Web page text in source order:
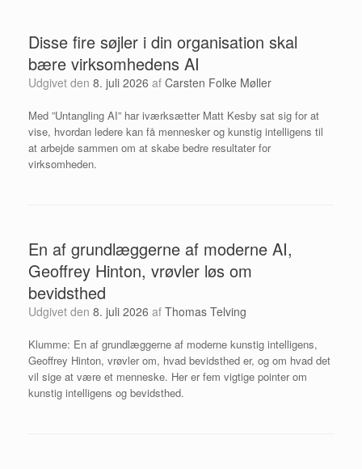
Disse fire søjler i din organisation skal
bære virksomhedens AI
Udgivet den 8. juli 2026 af Carsten Folke Møller
Med ”Untangling AI” har iværksætter Matt Kesby sat sig for at
vise, hvordan ledere kan få mennesker og kunstig intelligens til
at arbejde sammen om at skabe bedre resultater for
virksomheden.
En af grundlæggerne af moderne AI,
Geoffrey Hinton, vrøvler løs om
bevidsthed
Udgivet den 8. juli 2026 af Thomas Telving
Klumme: En af grundlæggerne af moderne kunstig intelligens,
Geoffrey Hinton, vrøvler om, hvad bevidsthed er, og om hvad det
vil sige at være et menneske. Her er fem vigtige pointer om
kunstig intelligens og bevidsthed.